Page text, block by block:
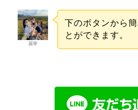
麗華
下のボタンから
とができます。